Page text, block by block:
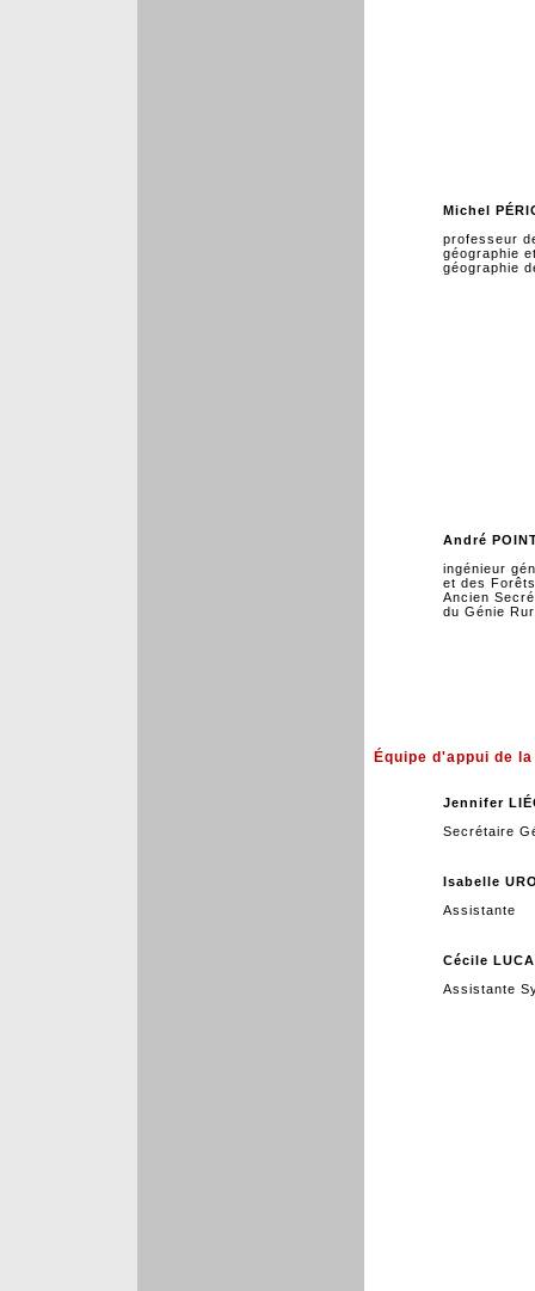
Michel
professeur
géographie
géographie
André
ingénieur
et des
Ancien
du Génie
Équipe d'appui de la
Jennifer
Secrétaire
Isabelle
Assistante
Cécile
Assistante